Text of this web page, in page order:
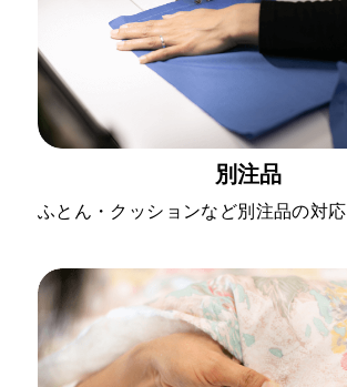
別注品
ふとん・クッションなど別注品の対応